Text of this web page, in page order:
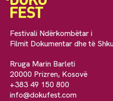
Festivali Ndërkombëtar i
Filmit Dokumentar dhe të
Rruga Marin Barleti
20000 Prizren, Kosovë
+383 49 150 800
info@dokufest.com